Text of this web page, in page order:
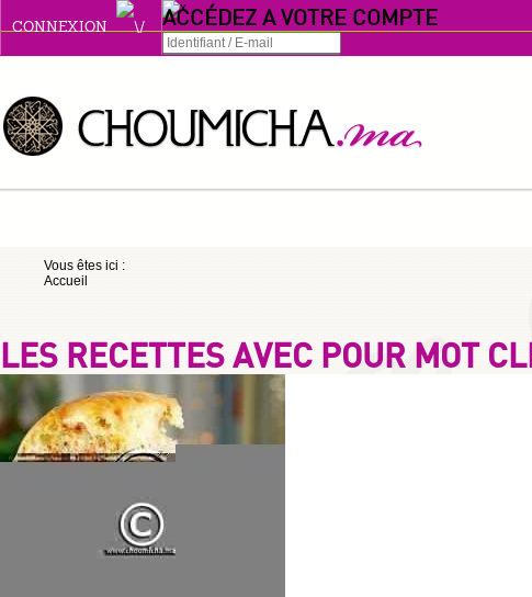
CONNEXION ACCÉDEZ A VOTRE COMPTE
Se souvenir de moi
S'INSCRIRE
Vous êtes ici :
Accueil
LES RECETTES AVEC POUR MOT